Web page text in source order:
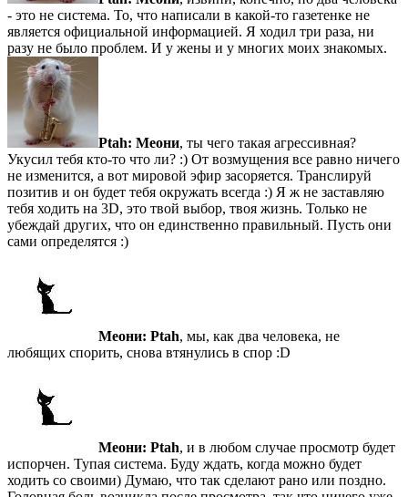
- это не система. То, что написали в какой-то газетенке не
является официальной информацией. Я ходил три раза, ни
разу не было проблем. И у жены и у многих моих знакомых.
Ptah: Меони, ты чего такая агрессивная?
Укусил тебя кто-то что ли? :) От возмущения все равно ничего
не изменится, а вот мировой эфир засоряется. Транслируй
позитив и он будет тебя окружать всегда :) Я ж не заставляю
тебя ходить на 3D, это твой выбор, твоя жизнь. Только не
убеждай других, что он единственно правильный. Пусть они
сами определятся :)
Меони: Ptah, мы, как два человека, не
любящих спорить, снова втянулись в спор :D
Меони: Ptah, и в любом случае просмотр будет
испорчен. Тупая система. Буду ждать, когда можно будет
ходить со своими) Думаю, что так сделают рано или поздно.